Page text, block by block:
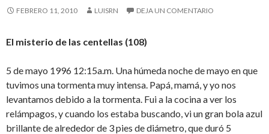
FEBRERO 11, 2010 LUISRN DEJA UN COMENTARIO
El misterio de las centellas (108)
5 de mayo 1996 12:15a.m. Una húmeda noche de mayo en que
tuvimos una tormenta muy intensa. Papá, mamá, y yo nos
levantamos debido a la tormenta. Fui a la cocina a ver los
relámpagos, y cuando los estaba buscando, vi un gran bola azul
brillante de alrededor de 3 pies de diámetro, que duró 5